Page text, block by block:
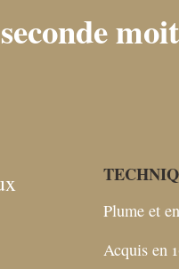
Plume et
Acquis en